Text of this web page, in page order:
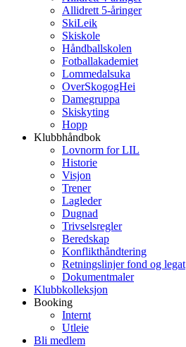
Allidrett 5-åringer
SkiLeik
Skiskole
Håndballskolen
Fotballakademiet
Lommedalsuka
OverSkogogHei
Damegruppa
Skiskyting
Hopp
Klubbhåndbok
Lovnorm for LIL
Historie
Visjon
Trener
Lagleder
Dugnad
Trivselsregler
Beredskap
Konflikthåndtering
Retningslinjer fond og legat
Dokumentmaler
Klubbkolleksjon
Booking
Internt
Utleie
Bli medlem